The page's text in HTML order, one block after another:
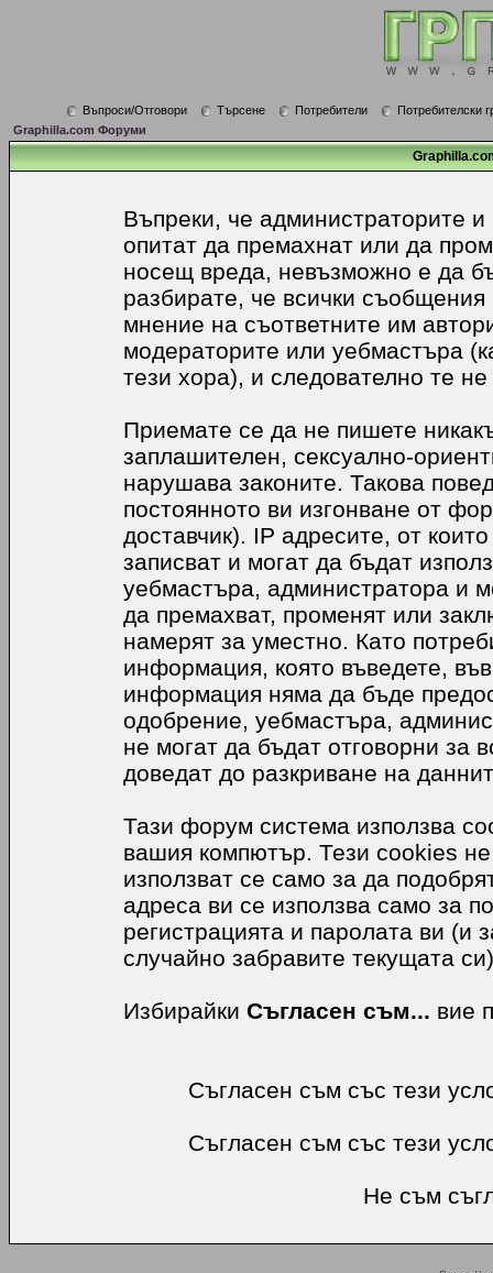
Въпроси/Отговори Търсене Потребители
Потребителски
Graphilla.com Форуми
Въпреки, че администраторите
опитат да премахнат или да
носещ вреда, невъзможно е да
разбирате, че всички
мнение на съответните им
модераторите или уебмастъра
тези хора), и следователно те не
Приемате се да не пишете
заплашителен, сексуално-
нарушава законите. Такова
постоянното ви изгонване от
доставчик). IP адресите, от
записват и могат да бъдат
уебмастъра, администратора и
да премахват, променят или
намерят за уместно. Като
информация, която въведете,
информация няма да бъде
одобрение, уебмастъра,
не могат да бъдат отговорни за
доведат до разкриване на
Тази форум система използва
вашия компютър. Тези cookies
използват се само за да
адреса ви се използва само за
регистрацията и паролата ви (и
случайно забравите текущата
Избирайки Съгласен съм... вие
Съгласен съм със тези
Съгласен съм със тези
Не съм